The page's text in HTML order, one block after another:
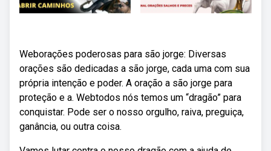
Weborações poderosas para são jorge: Diversas
orações são dedicadas a são jorge, cada uma com sua
própria intenção e poder. A oração a são jorge para
proteção e a. Webtodos nós temos um “dragão” para
conquistar. Pode ser o nosso orgulho, raiva, preguiça,
ganância, ou outra coisa.